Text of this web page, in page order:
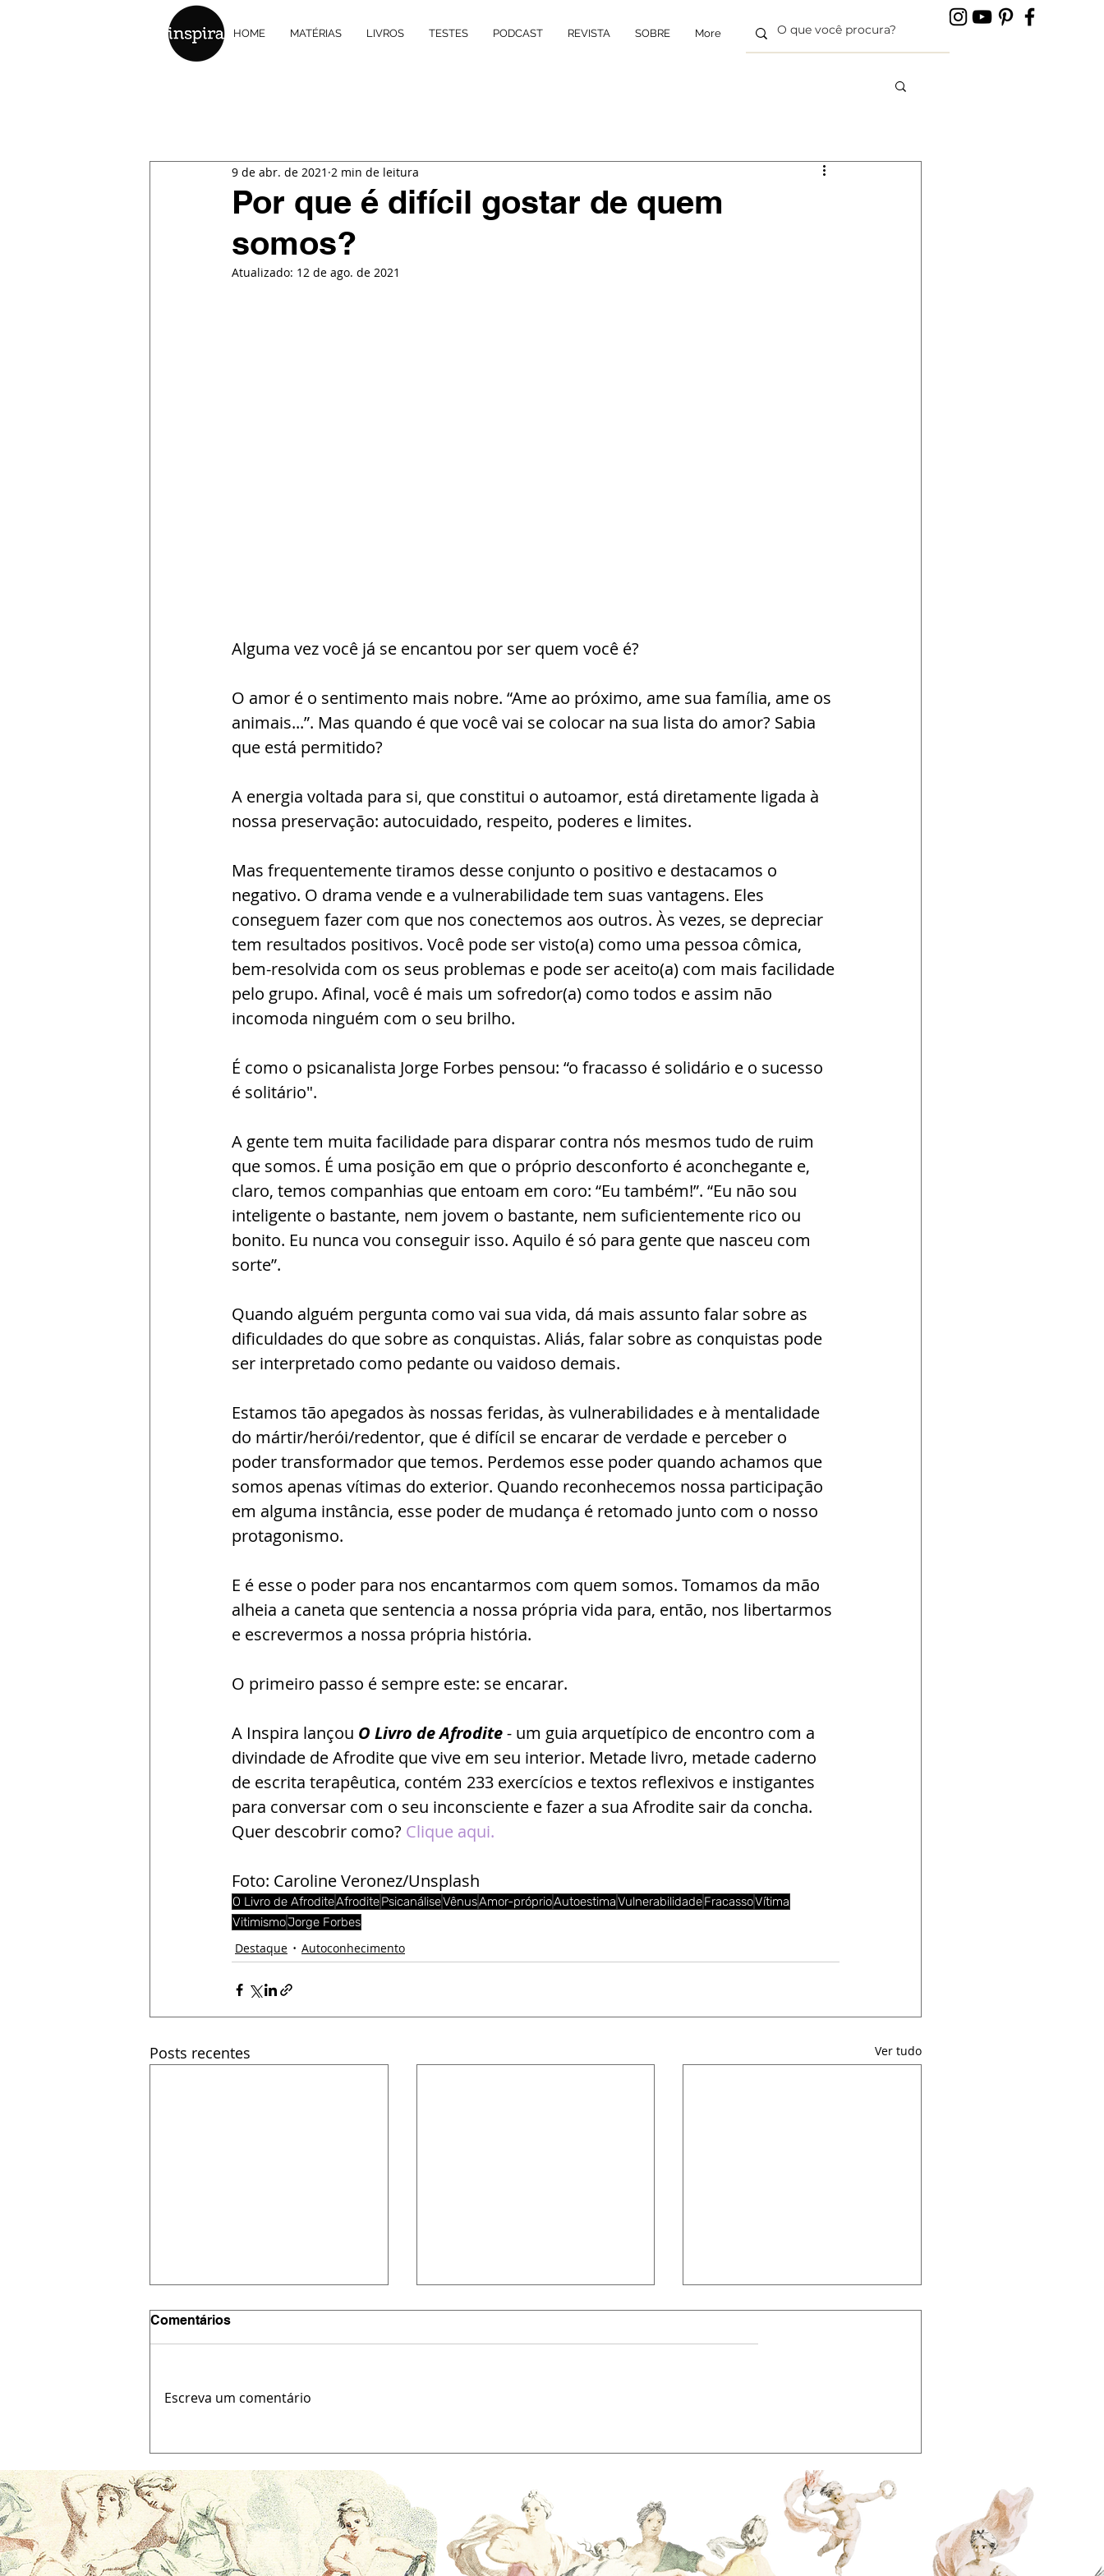
HOME MATÉRIAS LIVROS TESTES PODCAST REVISTA SOBRE More
Por que é difícil gostar de quem
somos?
9 de abr. de 2021 2 min de leitura
Atualizado: 12 de ago. de 2021
Alguma vez você já se encantou por ser quem você é?
O amor é o sentimento mais nobre. “Ame ao próximo, ame sua família, ame os
animais...”. Mas quando é que você vai se colocar na sua lista do amor? Sabia
que está permitido?
A energia voltada para si, que constitui o autoamor, está diretamente ligada à
nossa preservação: autocuidado, respeito, poderes e limites.
Mas frequentemente tiramos desse conjunto o positivo e destacamos o
negativo. O drama vende e a vulnerabilidade tem suas vantagens. Eles
conseguem fazer com que nos conectemos aos outros. Às vezes, se depreciar
tem resultados positivos. Você pode ser visto(a) como uma pessoa cômica,
bem-resolvida com os seus problemas e pode ser aceito(a) com mais facilidade
pelo grupo. Afinal, você é mais um sofredor(a) como todos e assim não
incomoda ninguém com o seu brilho.
É como o psicanalista Jorge Forbes pensou: “o fracasso é solidário e o sucesso
é solitário".
A gente tem muita facilidade para disparar contra nós mesmos tudo de ruim
que somos. É uma posição em que o próprio desconforto é aconchegante e,
claro, temos companhias que entoam em coro: “Eu também!”. “Eu não sou
inteligente o bastante, nem jovem o bastante, nem suficientemente rico ou
bonito. Eu nunca vou conseguir isso. Aquilo é só para gente que nasceu com
sorte”.
Quando alguém pergunta como vai sua vida, dá mais assunto falar sobre as
dificuldades do que sobre as conquistas. Aliás, falar sobre as conquistas pode
ser interpretado como pedante ou vaidoso demais.
Estamos tão apegados às nossas feridas, às vulnerabilidades e à mentalidade
do mártir/herói/redentor, que é difícil se encarar de verdade e perceber o
poder transformador que temos. Perdemos esse poder quando achamos que
somos apenas vítimas do exterior. Quando reconhecemos nossa participação
em alguma instância, esse poder de mudança é retomado junto com o nosso
protagonismo.
E é esse o poder para nos encantarmos com quem somos. Tomamos da mão
alheia a caneta que sentencia a nossa própria vida para, então, nos libertarmos
e escrevermos a nossa própria história.
O primeiro passo é sempre este: se encarar.
A Inspira lançou O Livro de Afrodite - um guia arquetípico de encontro com a
divindade de Afrodite que vive em seu interior. Metade livro, metade caderno
de escrita terapêutica, contém 233 exercícios e textos reflexivos e instigantes
para conversar com o seu inconsciente e fazer a sua Afrodite sair da concha.
Quer descobrir como? Clique aqui.
Foto: Caroline Veronez/Unsplash
O Livro de AfroditeAfroditePsicanáliseVênusAmor-próprioAutoestimaVulnerabilidadeFracassoVítima
VitimismoJorge Forbes
Destaque Autoconhecimento
Posts recentes Ver tudo
sair da estagnação com
meditação guiada)
Autossabotagem e
Reescrever Sua História
Comentários
Escreva um comentário